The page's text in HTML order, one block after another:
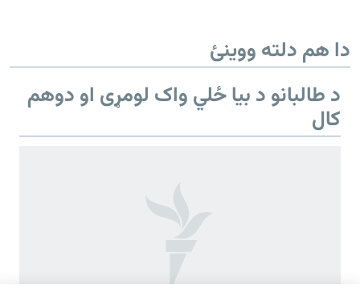
دا هم دلته ووینئ
د طالبانو د بیا ځلي واک لومړی او دوهم
کال